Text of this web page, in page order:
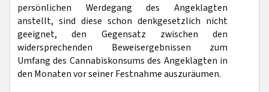
persönlichen Werdegang des Angeklagten
anstellt, sind diese schon denkgesetzlich nicht
geeignet, den Gegensatz zwischen den
widersprechenden Beweisergebnissen zum
Umfang des Cannabiskonsums des Angeklagten in
den Monaten vor seiner Festnahme auszuräumen.